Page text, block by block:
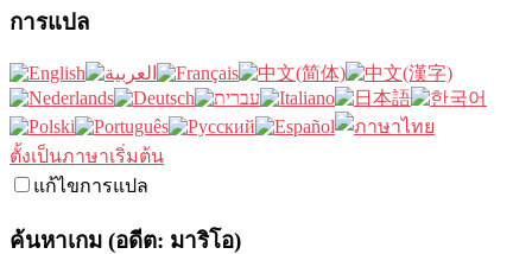
การแปล
ตั้งเป็นภาษาเริ่มต้น
แก้ไขการแปล
ค้นหาเกม (อดีต: มาริโอ)